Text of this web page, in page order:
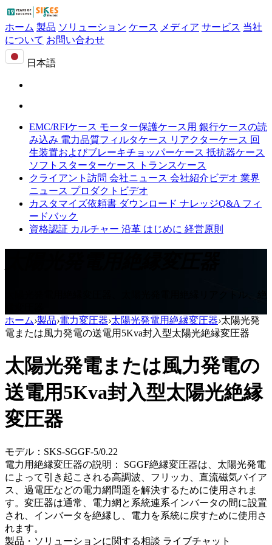
ホーム 製品 ソリューション ケース メディア サービス 当社
について お問い合わせ
日本語
EMC/RFIケース モーター保護ケース用 銀行ケースの読
み込み 電力品質フィルタケース リアクターケース 回
生装置およびブレーキチョッパーケース 抵抗器ケース
ソフトスターターケース
トランスケース
クライアント訪問 会社ニュース 会社紹介ビデオ 業界
ニュース プロダクトビデオ
カスタマイズ依頼書 ダウンロード ナレッジQ&A フィ
ードバック
資格認証 カルチャー 沿革 はじめに 経営原則
ホーム›製品›電力変圧器›太陽光発電用絶縁変圧器›太陽光発
電または風力発電の送電用5Kva封入型太陽光絶縁変圧器
太陽光発電または風力発電の
送電用5Kva封入型太陽光絶縁
変圧器
モデル：SKS-SGGF-5/0.22
電力用絶縁変圧器の説明： SGGF絶縁変圧器は、太陽光発電
によって引き起こされる高調波、フリッカ、直流磁気バイア
ス、過電圧などの電力網問題を解決するために使用されま
す。変圧器は通常、電力網と系統連系インバータの間に設置
され、インバータを絶縁し、電力を系統に戻すために使用さ
れます。
製品・ソリューションに関する相談 ライブチャット